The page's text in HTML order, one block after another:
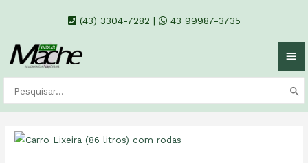
(43) 3304-7282 | 43 99987-3735